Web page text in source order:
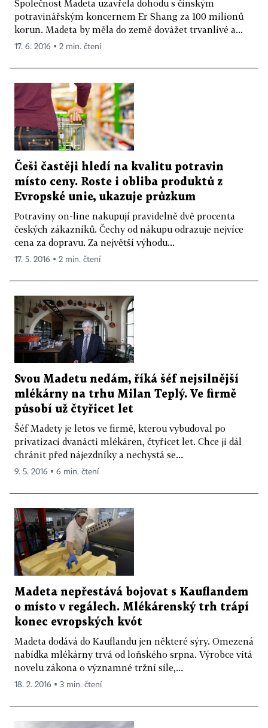
Společnost Madeta uzavřela dohodu s čínským
potravinářským koncernem Er Shang za 100 milionů
korun. Madeta by měla do země dovážet trvanlivé a...
17. 6. 2016 ▪ 2 min. čtení
Češi častěji hledí na kvalitu potravin
místo ceny. Roste i obliba produktů z
Evropské unie, ukazuje průzkum
Potraviny on-line nakupují pravidelně dvě procenta
českých zákazníků. Čechy od nákupu odrazuje nejvíce
cena za dopravu. Za největší výhodu...
17. 5. 2016 ▪ 2 min. čtení
Svou Madetu nedám, říká šéf nejsilnější
mlékárny na trhu Milan Teplý. Ve firmě
působí už čtyřicet let
Šéf Madety je letos ve firmě, kterou vybudoval po
privatizaci dvanácti mlékáren, čtyřicet let. Chce ji dál
chránit před nájezdníky a nechystá se...
9. 5. 2016 ▪ 6 min. čtení
Madeta nepřestává bojovat s Kauflandem
o místo v regálech. Mlékárenský trh trápí
konec evropských kvót
Madeta dodává do Kauflandu jen některé sýry. Omezená
nabídka mlékárny trvá od loňského srpna. Výrobce vítá
novelu zákona o významné tržní síle,...
18. 2. 2016 ▪ 3 min. čtení